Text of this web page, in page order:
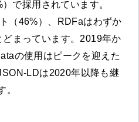
で採用されています。
（46%）、RDFaはわずか
まっています。2019年か
の使用はピークを迎えた
LDは2020年以降も継
。